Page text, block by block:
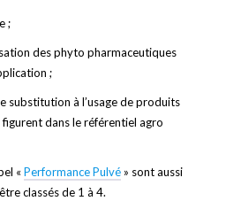
;
des phyto pharmaceutiques
;
substitution à l’usage de produits
dans le référentiel agro
« Performance Pulvé » sont aussi
classés de 1 à 4.